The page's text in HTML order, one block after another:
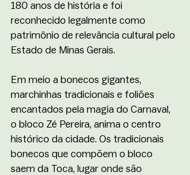
180 anos de história e foi
reconhecido legalmente como
patrimônio de relevância cultural pelo
Estado de Minas Gerais.
Em meio a bonecos gigantes,
marchinhas tradicionais e foliões
encantados pela magia do Carnaval,
o bloco Zé Pereira, anima o centro
histórico da cidade. Os tradicionais
bonecos que compõem o bloco
saem da Toca, lugar onde são